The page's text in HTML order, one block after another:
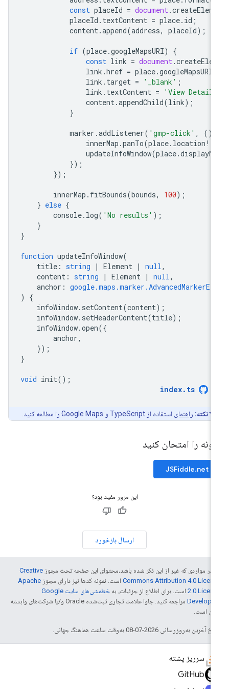
const placeId = document.
placeId.textContent = place .
content.append(address, placeId
if (place.googleMapsURI
const link = document.
link.href = place.googleMapsURI
link.target '_blank'
link.textContent = 'View
content.appendChild(link
marker.addListener('gmp-click' ,
innerMap.panTo(place.location
updateInfoWindow(place.
innerMap.fitBounds(bounds, 100
} else
console.log( 'No results'
function updateInfoWindow
title: string | Element | null
content: string | Element | null
anchor:
infoWindow.setContent(content
infoWindow.setHeaderContent(title
infoWindow.open
anchor
void init
index. ts
نکته:راهنمایاستفاده از TypeScript و Google Maps را مطالعه کنید.
را امتحان کنید
JSFiddle.net
این مرور مفید بود؟
ارسال بازخورد
در مواردی که غیر از این ذکر شده باشد،‌محتوای این صفحه تحت مجوزCreative
Commons Attribution 4.0است. نمونه کدها نیز دارای مجوزApache
2.0است. برای اطلاع از جزئیات، به
خطمشی‌های سایت Google
مراجعه کنید. جاوا علامت تجاری ثبت‌شده Oracle و/یا شرکت‌های وابسته
آن است.
آخرین به‌روزرسانی 2026-07-08 به‌وقت ساعت هماهنگ جهانی.
سرریز پشته
GitHub